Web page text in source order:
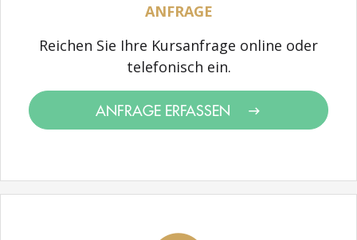
ANFRAGE
Reichen Sie Ihre Kursanfrage online oder
telefonisch ein.
ANFRAGE ERFASSEN